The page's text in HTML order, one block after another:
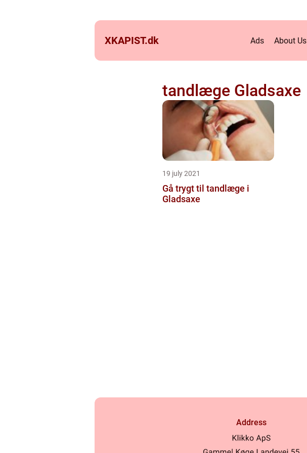
XKAPIST.dk Ads About Us
tandlæge Gladsaxe
19 july 2021
Gå trygt til tandlæge i
Gladsaxe
Address